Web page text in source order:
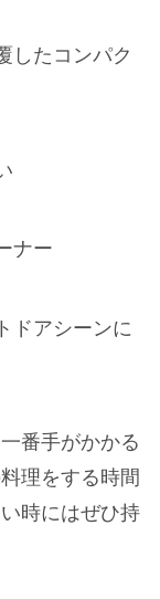
したコンパク
ナー
ドアシーンに
番手がかかる
理をする時間
時にはぜひ持